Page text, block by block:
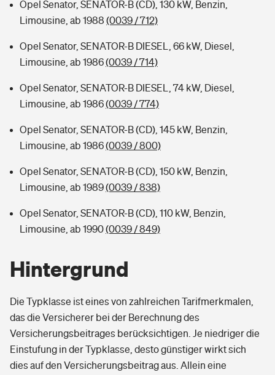
Opel Senator, SENATOR-B (CD), 130 kW, Benzin,
Limousine, ab 1988 (0039 / 712)
Opel Senator, SENATOR-B DIESEL, 66 kW, Diesel,
Limousine, ab 1986(0039 / 714)
Opel Senator, SENATOR-B DIESEL, 74 kW, Diesel,
Limousine, ab 1986(0039 / 774)
Opel Senator, SENATOR-B (CD), 145 kW, Benzin,
Limousine, ab 1986(0039 / 800)
Opel Senator, SENATOR-B (CD), 150 kW, Benzin,
Limousine, ab 1989(0039 / 838)
Opel Senator, SENATOR-B (CD), 110 kW, Benzin,
Limousine, ab 1990(0039 / 849)
Hintergrund
Die Typklasse ist eines von zahlreichen Tarifmerkmalen,
das die Versicherer bei der Berechnung des
Versicherungsbeitrages berücksichtigen. Je niedriger die
Einstufung in der Typklasse, desto günstiger wirkt sich
dies auf den Versicherungsbeitrag aus. Allein eine